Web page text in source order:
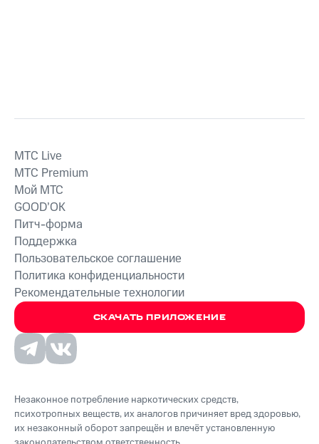
СКАЧАТЬ ПРИЛОЖЕНИЕ
MTС Live
MTС Premium
Мой МТС
GOOD’OK
Питч-форма
Поддержка
Пользовательское соглашение
Политика конфиденциальности
Рекомендательные технологии
Незаконное потребление наркотических средств,
психотропных веществ, их аналогов причиняет вред здоровью,
их незаконный оборот запрещён и влечёт установленную